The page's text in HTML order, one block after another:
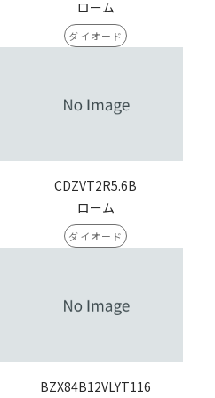
ローム
ダイオード
CDZVT2R5.6B
ローム
ダイオード
BZX84B12VLYT116